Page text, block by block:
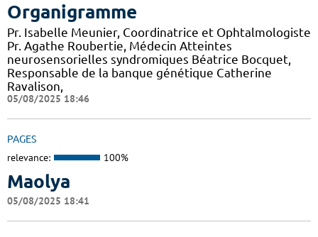
Organigramme
Pr. Isabelle Meunier, Coordinatrice et Ophtalmologiste
Pr. Agathe Roubertie, Médecin Atteintes
neurosensorielles syndromiques Béatrice Bocquet,
Responsable de la banque génétique Catherine
Ravalison,
05/08/2025 18:46
PAGES
relevance: 100%
Maolya
05/08/2025 18:41